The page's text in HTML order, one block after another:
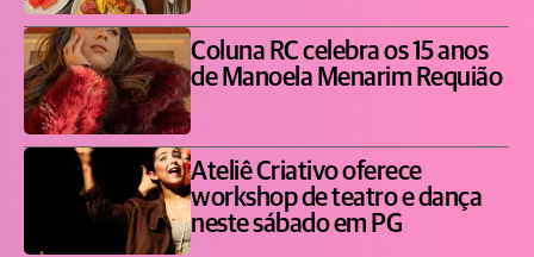
Coluna RC celebra os 15 anos
de Manoela Menarim Requião
Ateliê Criativo oferece
workshop de teatro e dança
neste sábado em PG